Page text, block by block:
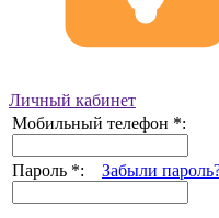
Личный кабинет
Мобильный телефон *:
Пароль *: Забыли